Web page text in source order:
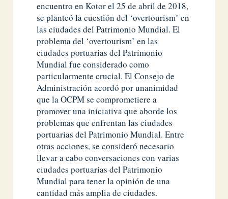
encuentro en Kotor el 25 de abril de 2018,
se planteó la cuestión del ‘overtourism’ en
las ciudades del Patrimonio Mundial. El
problema del ‘overtourism’ en las
ciudades portuarias del Patrimonio
Mundial fue considerado como
particularmente crucial. El Consejo de
Administración acordó por unanimidad
que la OCPM se comprometiere a
promover una iniciativa que aborde los
problemas que enfrentan las ciudades
portuarias del Patrimonio Mundial. Entre
otras acciones, se consideró necesario
llevar a cabo conversaciones con varias
ciudades portuarias del Patrimonio
Mundial para tener la opinión de una
cantidad más amplia de ciudades.